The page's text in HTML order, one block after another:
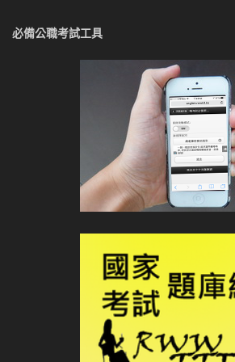
必備公職考試工具